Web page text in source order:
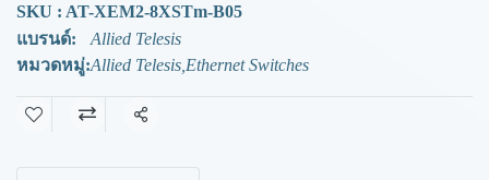
SKU : AT-XEM2-8XSTm-B05
แบรนด์:
Allied Telesis
หมวดหมู่:Allied Telesis Ethernet Switches
แชร์